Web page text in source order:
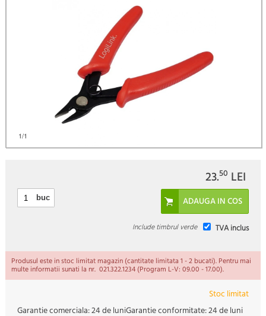
1/1
23.50 LEI
buc
TVA inclus
Include timbrul verde
Produsul este in stoc limitat magazin (cantitate limitata 1 - 2 bucati). Pentru mai
multe informatii sunati la nr. 021.322.1234 (Program L-V: 09.00 - 17.00).
Stoc limitat
Garantie comerciala:24 de luniGarantie conformitate:24 de luni